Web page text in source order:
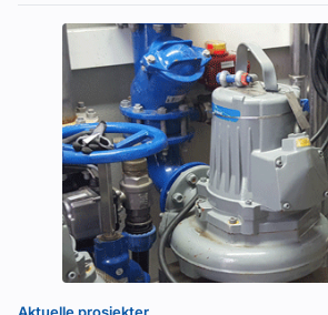
Aktuelle prosjekter